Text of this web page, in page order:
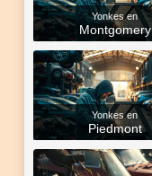
Yonkes en
Montgomery
Yonkes en
Piedmont